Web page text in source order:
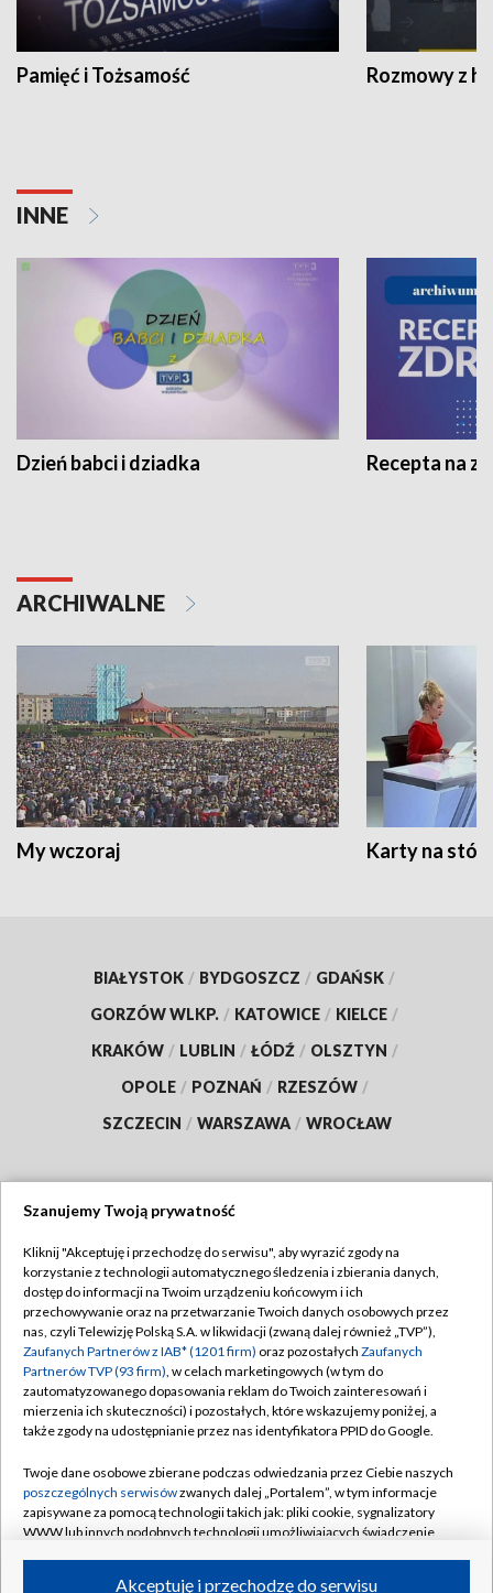
Pamięć i Tożsamość Rozmowy z
INNE
Dzień babci i dziadka Recepta na
ARCHIWALNE
My wczoraj Karty na
BIAŁYSTOK / BYDGOSZCZ / GDAŃSK /
GORZÓW WLKP. / KATOWICE / KIELCE /
KRAKÓW / LUBLIN / ŁÓDŹ / OLSZTYN /
OPOLE / POZNAŃ / RZESZÓW /
SZCZECIN / WARSZAWA / WROCŁAW
TVP
Abonament TVP
Emisja w TVP
Centrum informacji TVP
Naziemna Telewizja Cyfrowa
Rada Programowa
System NOS
Informacje o nadawcy
Regulamin TVP
Polityka prywatności
Moje zgody
Pomoc
Kontakt
Kanały
Szanujemy Twoją prywatność
Kliknij "Akceptuję i przechodzę do serwisu", aby wyrazić zgody na
korzystanie z technologii automatycznego śledzenia i zbierania danych,
dostęp do informacji na Twoim urządzeniu końcowym i ich
przechowywanie oraz na przetwarzanie Twoich danych osobowych przez
nas, czyli Telewizję Polską S.A. w likwidacji (zwaną dalej również „TVP”),
Zaufanych Partnerów z IAB* (1201 firm) oraz pozostałych Zaufanych
Partnerów TVP (93 firm), w celach marketingowych (w tym do
zautomatyzowanego dopasowania reklam do Twoich zainteresowań i
mierzenia ich skuteczności) i pozostałych, które wskazujemy poniżej, a
także zgody na udostępnianie przez nas identyfikatora PPID do Google.
Twoje dane osobowe zbierane podczas odwiedzania przez Ciebie naszych
poszczególnych serwisówzwanych dalej „Portalem”, w tym informacje
zapisywane za pomocą technologii takich jak: pliki cookie, sygnalizatory
WWW lub innych podobnych technologii umożliwiających świadczenie
Akceptuję i przechodzę do serwisu